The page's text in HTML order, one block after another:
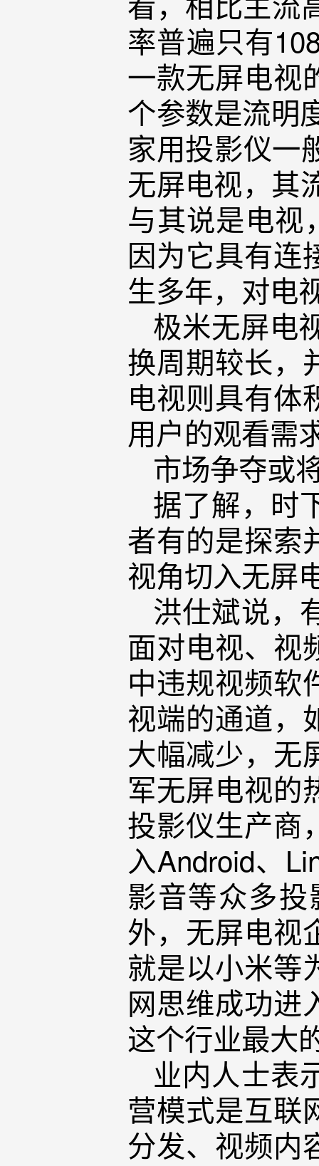
率普遍只有
一款无屏电视
个参数是流明
家用投影仪一
无屏电视，其
与其说是电视
因为它具有连
生多年，对电
极米无屏电
换周期较长，
电视则具有体
用户的观看需
市场争夺或
据了解，时
者有的是探索
视角切入无屏
洪仕斌说，
面对电视、视
中违规视频软
视端的通道，
大幅减少，无
军无屏电视的
投影仪生产商
入Android、
影音等众多
外，无屏电视
就是以小米等
网思维成功进
这个行业最大
业内人士表
营模式是互联
分发、视频内